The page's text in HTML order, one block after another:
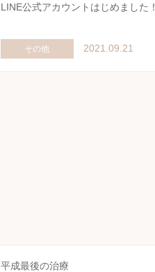
LINE公式アカウントはじめました！
その他 2021.09.21
平成最後の治療